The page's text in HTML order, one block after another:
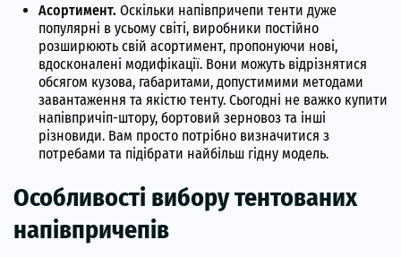
Асортимент. Оскільки напівпричепи тенти дуже
популярні в усьому світі, виробники постійно
розширюють свій асортимент, пропонуючи нові,
вдосконалені модифікації. Вони можуть відрізнятися
обсягом кузова, габаритами, допустимими методами
завантаження та якістю тенту. Сьогодні не важко купити
напівпричіп-штору, бортовий зерновоз та інші
різновиди. Вам просто потрібно визначитися з
потребами та підібрати найбільш гідну модель.
Особливості вибору тентованих
напівпричепів